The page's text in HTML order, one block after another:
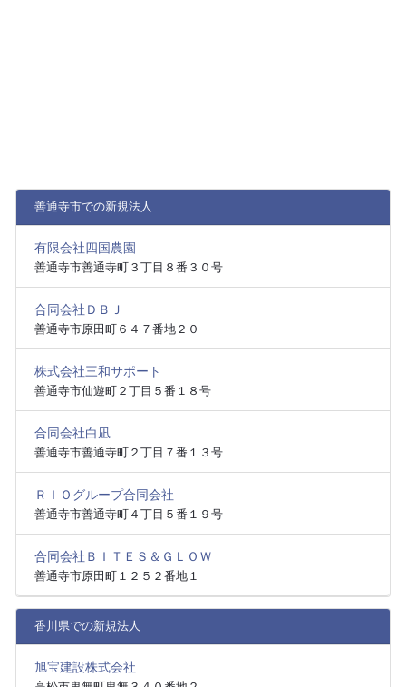
善通寺市での新規法人
有限会社四国農園
善通寺市善通寺町３丁目８番３０号
合同会社ＤＢＪ
善通寺市原田町６４７番地２０
株式会社三和サポート
善通寺市仙遊町２丁目５番１８号
合同会社白凪
善通寺市善通寺町２丁目７番１３号
ＲＩＯグループ合同会社
善通寺市善通寺町４丁目５番１９号
合同会社ＢＩＴＥＳ＆ＧＬＯＷ
善通寺市原田町１２５２番地１
香川県での新規法人
旭宝建設株式会社